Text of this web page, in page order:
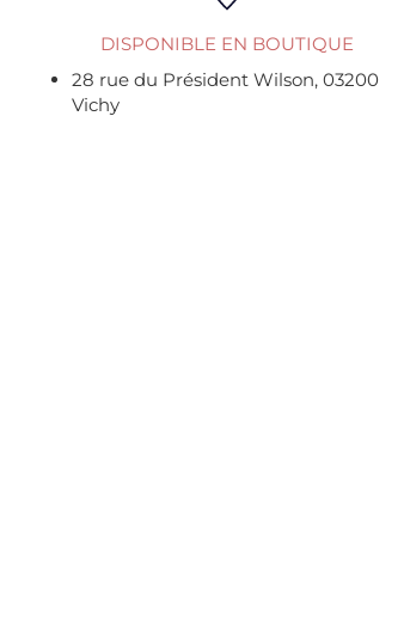
DISPONIBLE EN BOUTIQUE
28 rue du Président Wilson, 03200
Vichy